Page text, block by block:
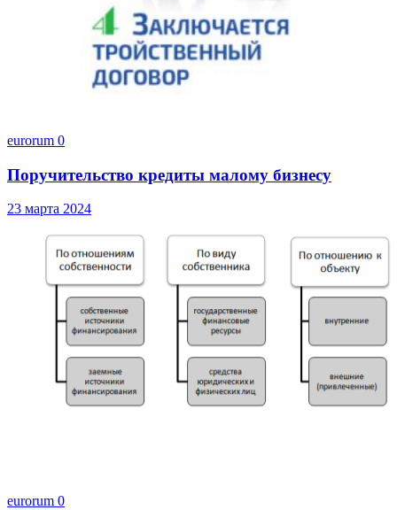
eurorum 0
Поручительство кредиты малому бизнесу
23 марта 2024
eurorum 0